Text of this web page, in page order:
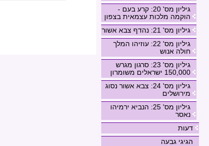
גיליון מס' 20: קרע בעם -
הוקמה מלכות עצמאית בצפון
גיליון מס' 21: נהדף צבא אשור
גיליון מס' 22: עוזיהו המלך
חולה אנוש
גיליון מס' 23: סרגון מגרש
150,000 ישראלים משומרון
גיליון מס' 24: צבא אשור נסוג
מירושלים
גיליון מס' 25: הנביא ירמיהו
נאסר
דעות
הגיגי גבעה